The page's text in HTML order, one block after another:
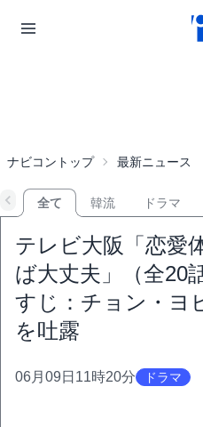
ナビコントップ 最新ニュース
全て 韓流 ドラマ
テレビ大阪「恋愛
ば大丈夫」（全20
すじ：チョン・ヨ
を吐露
06月09日11時20分 ドラマ